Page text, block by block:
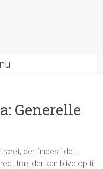
Generelle
der findes i det
træ, der kan blive op til